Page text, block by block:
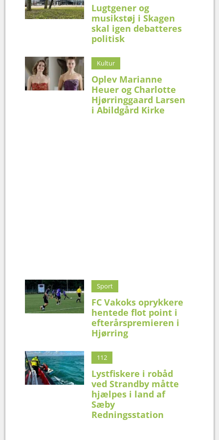
Lugtgener og
musikstøj i Skagen
skal igen debatteres
politisk
Kultur
Oplev Marianne
Heuer og Charlotte
Hjørringgaard Larsen
i Abildgård Kirke
Sport
FC Vakoks oprykkere
hentede flot point i
efterårspremieren i
Hjørring
112
Lystfiskere i robåd
ved Strandby måtte
hjælpes i land af
Sæby
Redningsstation